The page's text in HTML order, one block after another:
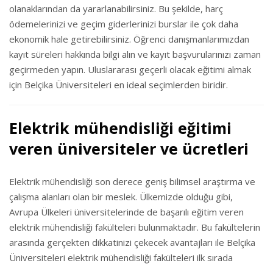
olanaklarından da yararlanabilirsiniz. Bu şekilde, harç
ödemelerinizi ve geçim giderlerinizi burslar ile çok daha
ekonomik hale getirebilirsiniz. Öğrenci danışmanlarımızdan
kayıt süreleri hakkında bilgi alın ve kayıt başvurularınızı zaman
geçirmeden yapın. Uluslararası geçerli olacak eğitimi almak
için Belçika Üniversiteleri en ideal seçimlerden biridir.
Elektrik mühendisliği eğitimi
veren üniversiteler ve ücretleri
Elektrik mühendisliği son derece geniş bilimsel araştırma ve
çalışma alanları olan bir meslek. Ülkemizde olduğu gibi,
Avrupa Ülkeleri üniversitelerinde de başarılı eğitim veren
elektrik mühendisliği fakülteleri bulunmaktadır. Bu fakültelerin
arasında gerçekten dikkatinizi çekecek avantajları ile Belçika
Üniversiteleri elektrik mühendisliği fakülteleri ilk sırada